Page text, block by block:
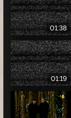
01:38
01:19